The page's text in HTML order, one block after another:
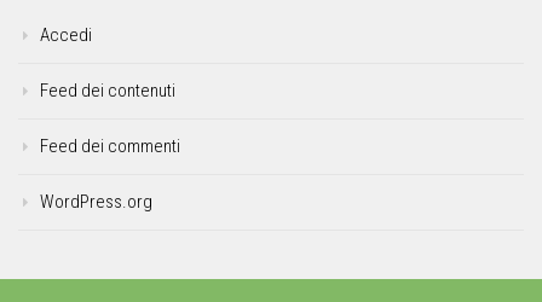
Accedi
Feed dei contenuti
Feed dei commenti
WordPress.org